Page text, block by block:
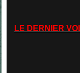
LE DERNIER